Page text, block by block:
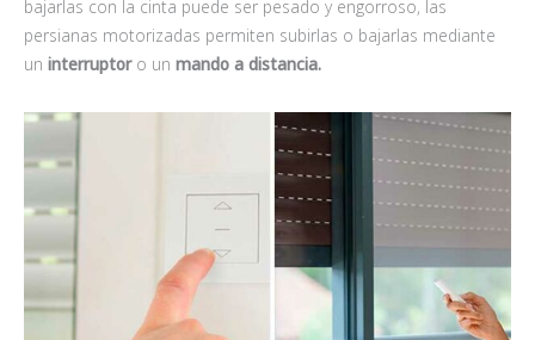
bajarlas con la cinta puede ser pesado y engorroso, las
persianas motorizadas permiten subirlas o bajarlas mediante
un interruptor o un mando a distancia.